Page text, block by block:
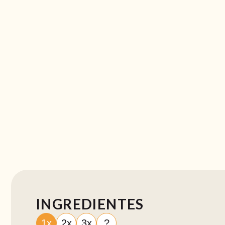
INGREDIENTES